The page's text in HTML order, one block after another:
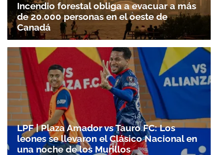
Incendio forestal obliga a evacuar a más
de 20.000 personas en el oeste de
Canadá
LPF | Plaza Amador vs Tauro FC: Los
leones se llevaron el Clásico Nacional en
una noche de los Murillos